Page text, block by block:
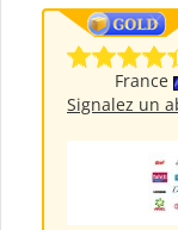
France
Signalez un